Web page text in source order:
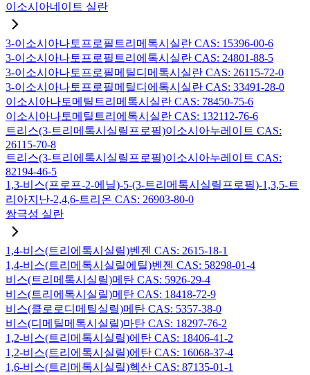
이소시아네이트 실란
3-이소시아나토프로필트리메톡시실란 CAS: 15396-00-6
3-이소시아나토프로필트리에톡시실란 CAS: 24801-88-5
3-이소시아나토프로필메틸디메톡시실란 CAS: 26115-72-0
3-이소시아나토프로필메틸디에톡시실란 CAS: 33491-28-0
이소시아나토메틸트리메톡시실란 CAS: 78450-75-6
이소시아나토메틸트리에톡시실란 CAS: 132112-76-6
트리스(3-트리메톡시실릴프로필)이소시아누레이트 CAS:
26115-70-8
트리스(3-트리에톡시실릴프로필)이소시아누레이트 CAS:
82194-46-5
1,3-비스(프로프-2-에닐)-5-(3-트리메톡시실릴프로필)-1,3,5-트
리아지난-2,4,6-트리온 CAS: 26903-80-0
쌍극성 실란
1,4-비스(트리에톡시실릴)벤젠 CAS: 2615-18-1
1,4-비스(트리메톡시실릴에틸)벤젠 CAS: 58298-01-4
비스(트리메톡시실릴)메탄 CAS: 5926-29-4
비스(트리에톡시실릴)메탄 CAS: 18418-72-9
비스(클로로디메틸실릴)메탄 CAS: 5357-38-0
비스(디메틸메톡시실릴)마탄 CAS: 18297-76-2
1,2-비스(트리메톡시실릴)에탄 CAS: 18406-41-2
1,2-비스(트리에톡시실릴)에탄 CAS: 16068-37-4
1,6-비스(트리메톡시실릴)헥산 CAS: 87135-01-1